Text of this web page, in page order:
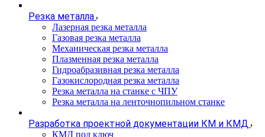
Резка металла
Лазерная резка металла
Газовая резка металла
Механическая резка металла
Плазменная резка металла
Гидроабразивная резка металла
Газокислородная резка металла
Резка металла на станке с ЧПУ
Резка металла на ленточнопильном станке
Разработка проектной документации КМ и КМД
КМД под ключ